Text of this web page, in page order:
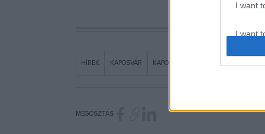
I want
I want
web
HÍREK KAPOSVÁR KAPOSVÁRI EGYETEM
MEGOSZTÁS